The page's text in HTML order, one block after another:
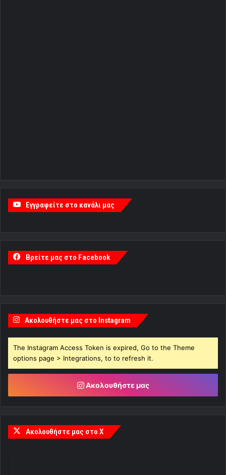
Εγγραφείτε στο κανάλι μας
Βρείτε μας στο Facebook
Ακολουθήστε μας στο Instagram
The Instagram Access Token is expired, Go to the Theme
options page > Integrations, to to refresh it.
Ακολουθήστε μας
Ακολουθήστε μας στο X